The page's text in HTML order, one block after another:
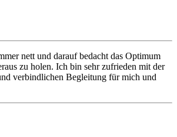
nett und darauf bedacht das Optimum
zu holen. Ich bin sehr zufrieden mit der
verbindlichen Begleitung für mich und